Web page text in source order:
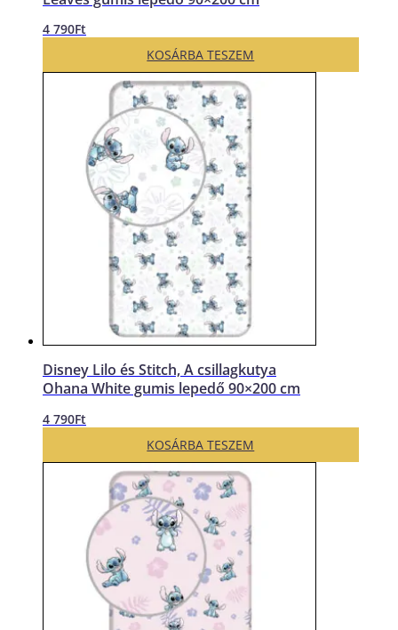
4 790Ft
KOSÁRBA TESZEM
Disney Lilo és Stitch, A csillagkutya
Ohana White gumis lepedő 90×200 cm
4 790Ft
KOSÁRBA TESZEM